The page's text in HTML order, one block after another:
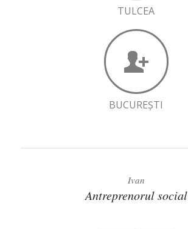
TULCEA
BUCUREȘTI
Ivan
Antreprenorul social